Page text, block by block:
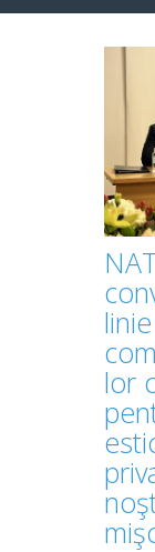
lor